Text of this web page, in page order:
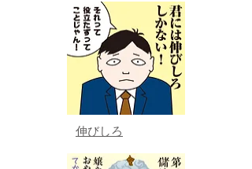
伸びしろ